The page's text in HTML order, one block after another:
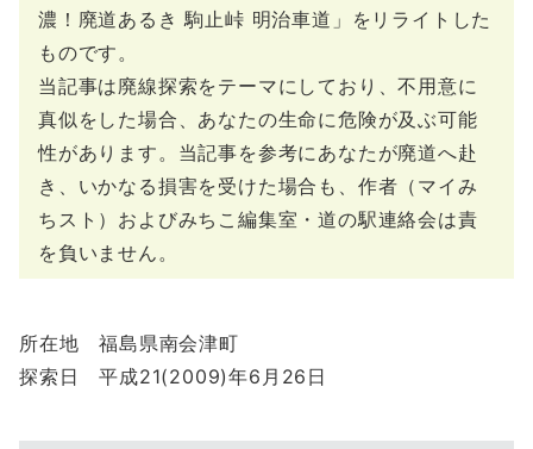
濃！廃道あるき 駒止峠 明治車道」をリライトした
ものです。
当記事は廃線探索をテーマにしており、不用意に
真似をした場合、あなたの生命に危険が及ぶ可能
性があります。当記事を参考にあなたが廃道へ赴
き、いかなる損害を受けた場合も、作者（マイみ
ちスト）およびみちこ編集室・道の駅連絡会は責
を負いません。
所在地 福島県南会津町
探索日 平成21(2009)年6月26日